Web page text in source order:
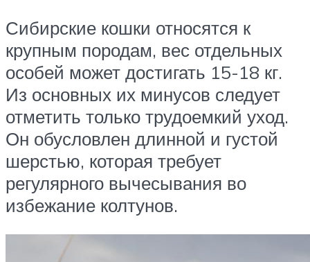
Сибирские кошки относятся к
крупным породам, вес отдельных
особей может достигать 15-18 кг.
Из основных их минусов следует
отметить только трудоемкий уход.
Он обусловлен длинной и густой
шерстью, которая требует
регулярного вычесывания во
избежание колтунов.